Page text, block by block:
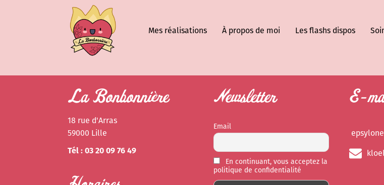
Mes réalisations À propos de moi Les flashs dispos
La Bonbonnière
18 rue d'Arras
59000 Lille
Tél : 03 20 09 76 49
Newsletter
Email
En continuant, vous acceptez la
politique de confidentialité
E-